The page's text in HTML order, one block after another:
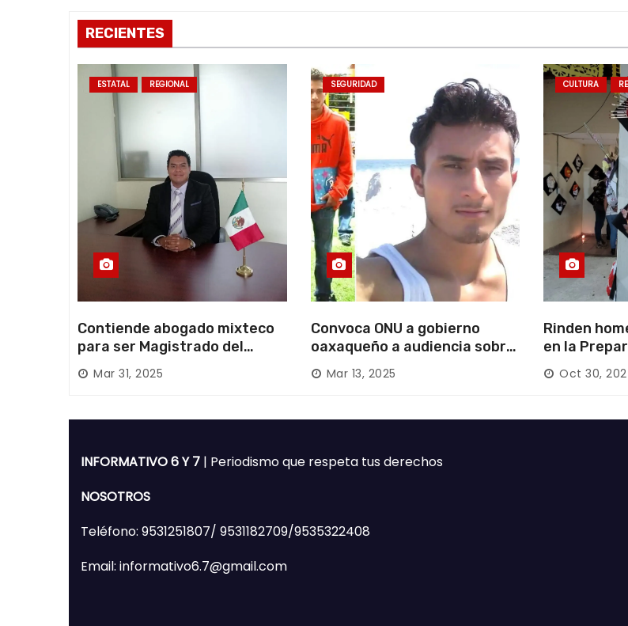
n
t
r
s
RECIENTES
ESTATAL REGIONAL
Contiende abogado mixteco
para ser Magistrado del
Poder Judicial; es originario
de Huajuapan de León
Mar 31, 2025
SEGURIDAD
Convoca ONU a gobierno
oaxaqueño a audiencia sobre
desaparición forzada en la
Mixteca
Mar 13, 2025
CULTURA
Rinden
en la
Oct 30,
INFORMATIVO 6 Y 7 | Periodismo que respeta tus derechos
NOSOTROS
Teléfono: 9531251807/ 9531182709/9535322408
Email: informativo6.7@gmail.com